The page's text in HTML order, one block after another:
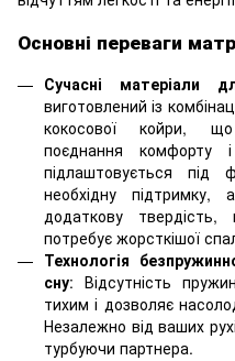
Основні переваги
Сучасні матеріали
виготовлений із
кокосової койри,
поєднання комфорту
підлаштовується
необхідну підтримку,
додаткову
потребує жорсткішої
Технологія
сну: Відсутність
тихим і дозволяє
Незалежно від ваших
турбуючи партнера.